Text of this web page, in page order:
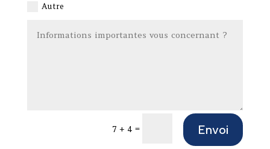
Autre
7 + 4 = Envoi